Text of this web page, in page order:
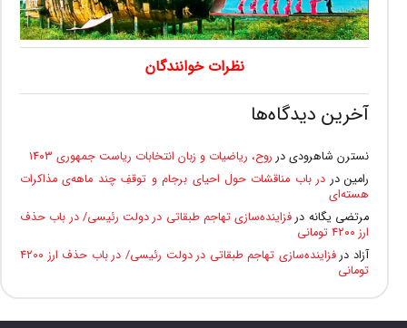
نظرات خوانندگان
آخرین دیدگاه‌ها
نسترن شاهرودی در روح، ریاضیات و زبان انتخابات ریاست جمهوری ۱۴۰۳
رامیندر در باب مناقشات حول احیای برجام و توقفِ چند ماهه‌ی مذاکرات
هسته‌ای
مرتضی یگانه درفزاینده‌سازی تهاجم طبقاتی در دولت رئیسی/ در باب حذف
ارز ۴۲۰۰ تومانی
آزاددر
فزاینده‌سازی تهاجم طبقاتی در دولت رئیسی/ در باب حذف ارز ۴۲۰۰
تومانی